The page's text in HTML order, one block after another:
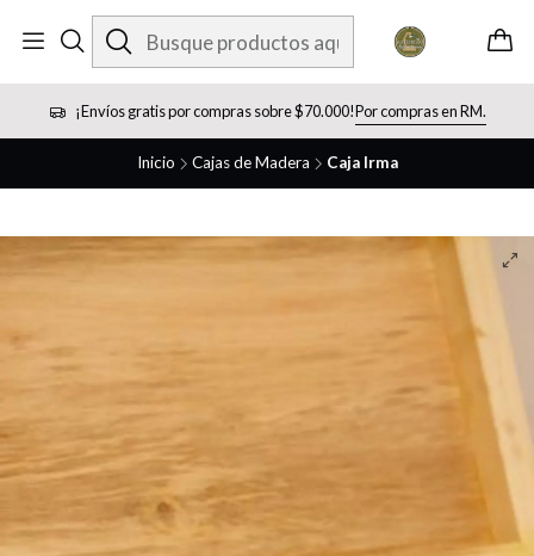
¡Envíos gratis por compras sobre $70.000!Por compras en RM.
Inicio Cajas de Madera Caja Irma